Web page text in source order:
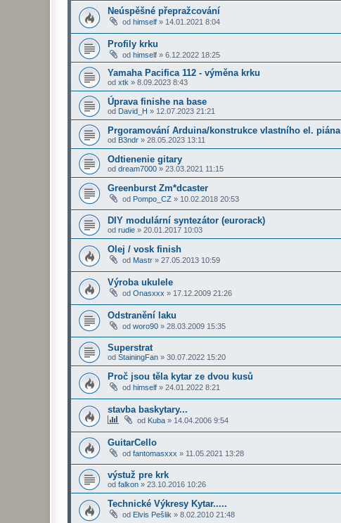
Neúspěšné přepražcování
od himself » 14.01.2021 8:04
Profily krku
od himself » 6.12.2022 18:25
Yamaha Pacifica 112 - výměna krku
od xtk » 8.09.2023 8:43
Úprava finishe na base
od David_H » 12.07.2023 21:21
Prgoramování Arduina/konstrukce vlastního el. piána
od B3ndr » 28.05.2023 13:11
Odtienenie gitary
od dream7000 » 23.03.2021 11:15
Greenburst Zm*dcaster
od Pompo_CZ » 10.02.2018 20:53
DIY modulární syntezátor (eurorack)
od rudie » 20.01.2017 10:03
Olej / vosk finish
od Mastr » 27.05.2013 10:59
Výroba ukulele
od Onasxxx » 17.12.2009 21:26
Odstranění laku
od woro90 » 28.03.2009 15:35
Superstrat
od StainingFan » 30.07.2022 15:20
Proč jsou těla kytar ze dvou kusů
od himself » 24.01.2022 8:21
stavba baskytary...
od Kuba » 14.04.2006 9:54
GuitarCello
od fantomasxxx » 11.05.2021 13:28
výstuž pre krk
od falkon » 23.10.2016 10:26
Technické Výkresy Kytar.....
od Elvis Pešlik » 8.02.2010 21:48